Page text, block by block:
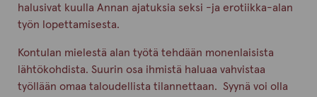
halusivat kuulla Annan ajatuksia seksi -ja erotiikka-alan
työn lopettamisesta.
Kontulan mielestä alan työtä tehdään monenlaisista
lähtökohdista. Suurin osa ihmistä haluaa vahvistaa
työllään omaa taloudellista tilannettaan. Syynä voi olla